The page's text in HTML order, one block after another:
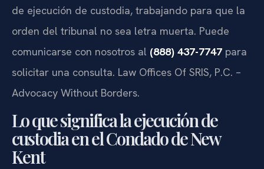
de ejecución de custodia, trabajando para que la
orden del tribunal no sea letra muerta. Puede
comunicarse con nosotros al (888) 437-7747 para
solicitar una consulta. Law Offices Of SRIS, P.C. –
Advocacy Without Borders.
Lo que significa la ejecución de
custodia en el Condado de New
Kent